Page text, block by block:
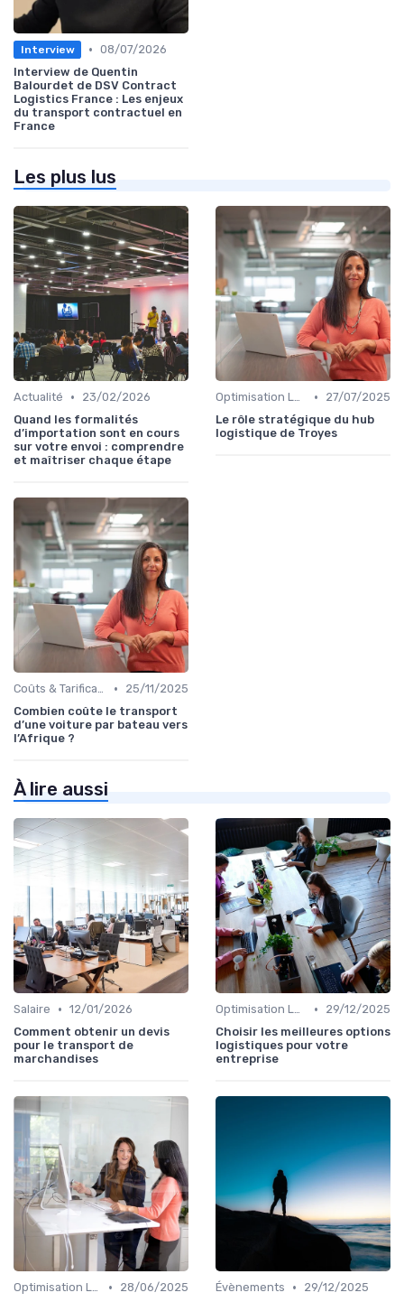
Interview • 08/07/2026
Interview de Quentin
Balourdet de DSV Contract
Logistics France : Les enjeux
du transport contractuel en
France
Les plus lus
Actualité •
23/02/2026
Quand les formalités
d’importation sont en cours
sur votre envoi : comprendre
et maîtriser chaque étape
Optimisation Logistique •
27/07/2025
Le rôle stratégique du hub
logistique de Troyes
Coûts & Tarification •
25/11/2025
Combien coûte le transport
d’une voiture par bateau vers
l’Afrique ?
À lire aussi
Salaire • 12/01/2026
Comment obtenir un devis
pour le transport de
marchandises
Optimisation Logistique •
29/12/2025
Choisir les meilleures options
logistiques pour votre
entreprise
Optimisation Logistique •
28/06/2025
Évènements •
29/12/2025